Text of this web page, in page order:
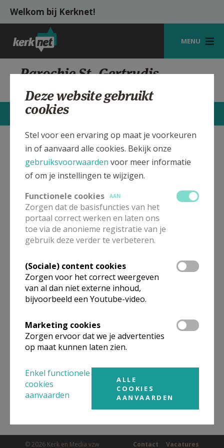
Overslaan en naar de inhoud gaan
Welkom bij Kerknet!
MENU
STARTPAGINA
VIERINGEN
SHOP
ZOEKEN
HULP
MIJN PAROCHIE
AANMELDEN OF REGISTREREN
Parochie St. Gertrudis,
Landen
CONTACTEN
Verbergen
Sint Gertrudis kerk Landen
in deze kerk, het adres van de kerk, alsook een lijst met
kerken in de buurt.
ALLE DETAILS TONEN
Omgeving
Niet gevonden wat je zocht? Hier vind je
links naar kerken, eventueel van andere
organisaties, in de buurt.
© 2026 Kerk en Media vzw Vacatures
Contact
Deze website gebruikt
cookies
Stel voor een ervaring op maat je voorkeuren
in of aanvaard alle cookies. Bekijk onze
gebruiksvoorwaarden voor meer informatie
of om je instellingen te wijzigen.
Functionele cookies
AAN
Zorgen dat de basisfuncties van het
portaal correct werken en laten ons
toe via de anonieme registratie van je
gebruik deze verder te verbeteren.
(Sociale) content cookies
Zorgen voor het correct weergeven
van al dan niet externe inhoud,
bijvoorbeeld een Youtube-video.
Marketing cookies
Zorgen ervoor dat we je advertenties
op maat kunnen laten zien.
Enkel functionele
cookies
aanvaarden
ALLE
COOKIES
AANVAARDEN